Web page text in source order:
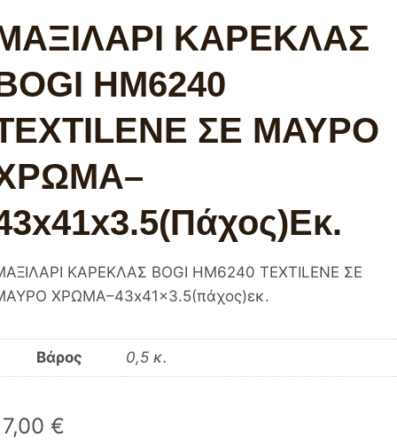
ΚΑΡΕΚΛΑΣ
HM6240
ΣΕ ΜΑΥΡΟ
ΚΑΡΕΚΛΑΣ BOGI HM6240 TEXTILENE ΣΕ
ΧΡΩΜΑ–43x41x3.5(πάχος)εκ.
Βάρος 0,5 κ.
€